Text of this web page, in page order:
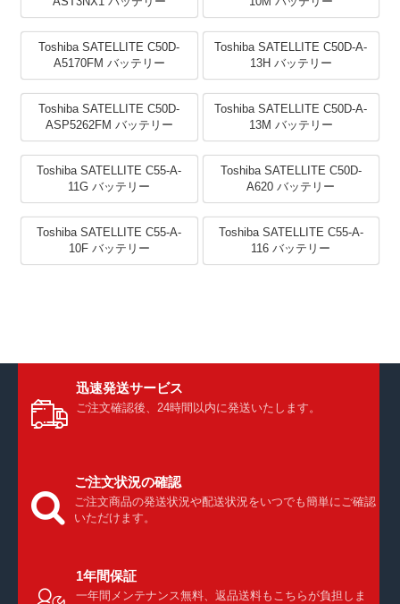
Toshiba SATELLITE C50D-
A5170FM バッテリー
Toshiba SATELLITE C50D-A-
13H バッテリー
Toshiba SATELLITE C50D-
ASP5262FM バッテリー
Toshiba SATELLITE C50D-A-
13M バッテリー
Toshiba SATELLITE C55-A-
11G バッテリー
Toshiba SATELLITE C50D-
A620 バッテリー
Toshiba SATELLITE C55-A-
10F バッテリー
Toshiba SATELLITE C55-A-
116 バッテリー
迅速発送サービス
ご注文確認後、24時間以内に発送いたします。
ご注文状況の確認
ご注文商品の発送状況や配送状況をいつでも簡単にご確認
いただけます。
1年間保証
一年間メンテナンス無料、返品送料もこちらが負担しま